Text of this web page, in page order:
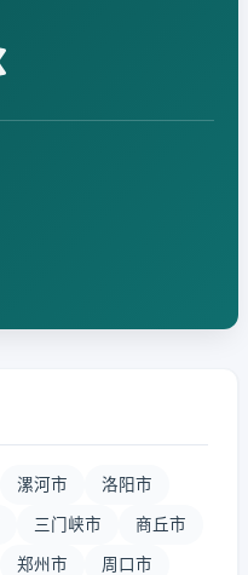
漯河市 洛阳市
三门峡市 商丘市
郑州市 周口市